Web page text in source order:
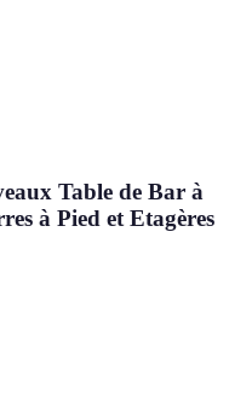
Table de Bar à
à Pied et Etagères